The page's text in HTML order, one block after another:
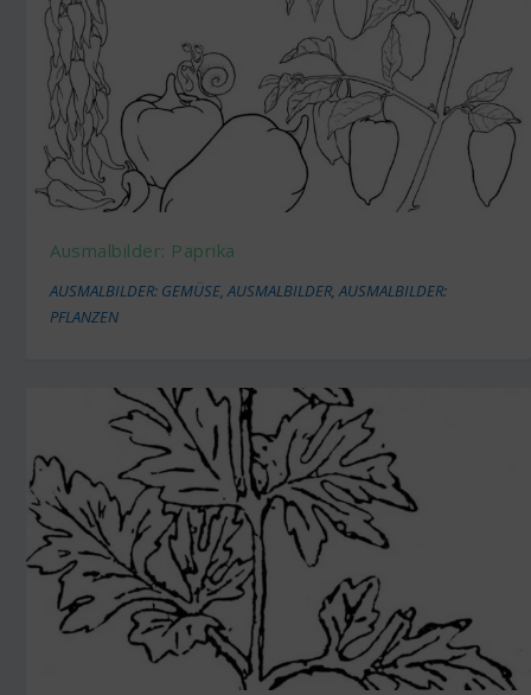
Ausmalbilder: Paprika
AUSMALBILDER: GEMÜSE,AUSMALBILDER,AUSMALBILDER:
PFLANZEN